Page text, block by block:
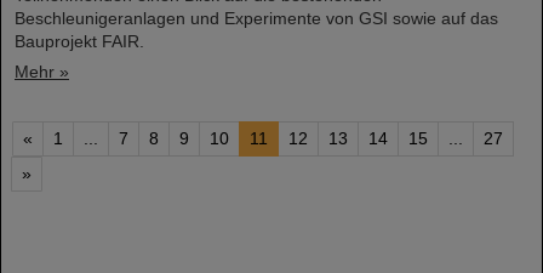
Beschleunigeranlagen und Experimente von GSI sowie auf das
Bauprojekt FAIR.
Mehr »
« 1 7 8 9 10 11 12 13 14 15
27
»